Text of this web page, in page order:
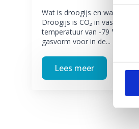
Wat is droogijs en waar
Droogijs is CO₂ in vaste
temperatuur van -79 °C.
gasvorm voor in de...
Lees meer